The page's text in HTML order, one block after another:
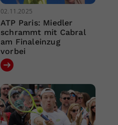
02.11.2025
ATP Paris: Miedler
schrammt mit Cabral
am Finaleinzug
vorbei